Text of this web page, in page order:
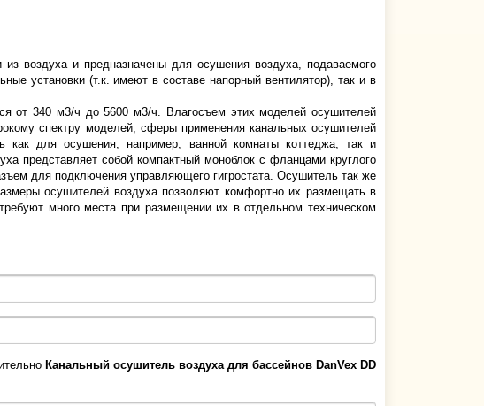
воздуха и предназначены для осушения воздуха, подаваемого
установки (т.к. имеют в составе напорный вентилятор), так и в
от 340 м3/ч до 5600 м3/ч. Влагосъем этих моделей осушителей
спектру моделей, сферы применения канальных осушителей
как для осушения, например, ванной комнаты коттеджа, так и
представляет собой компактный моноблок с фланцами круглого
для подключения управляющего гигростата. Осушитель так же
осушителей воздуха позволяют комфортно их размещать в
много места при размещении их в отдельном техническом
Канальный осушитель воздуха для бассейнов DanVex DD